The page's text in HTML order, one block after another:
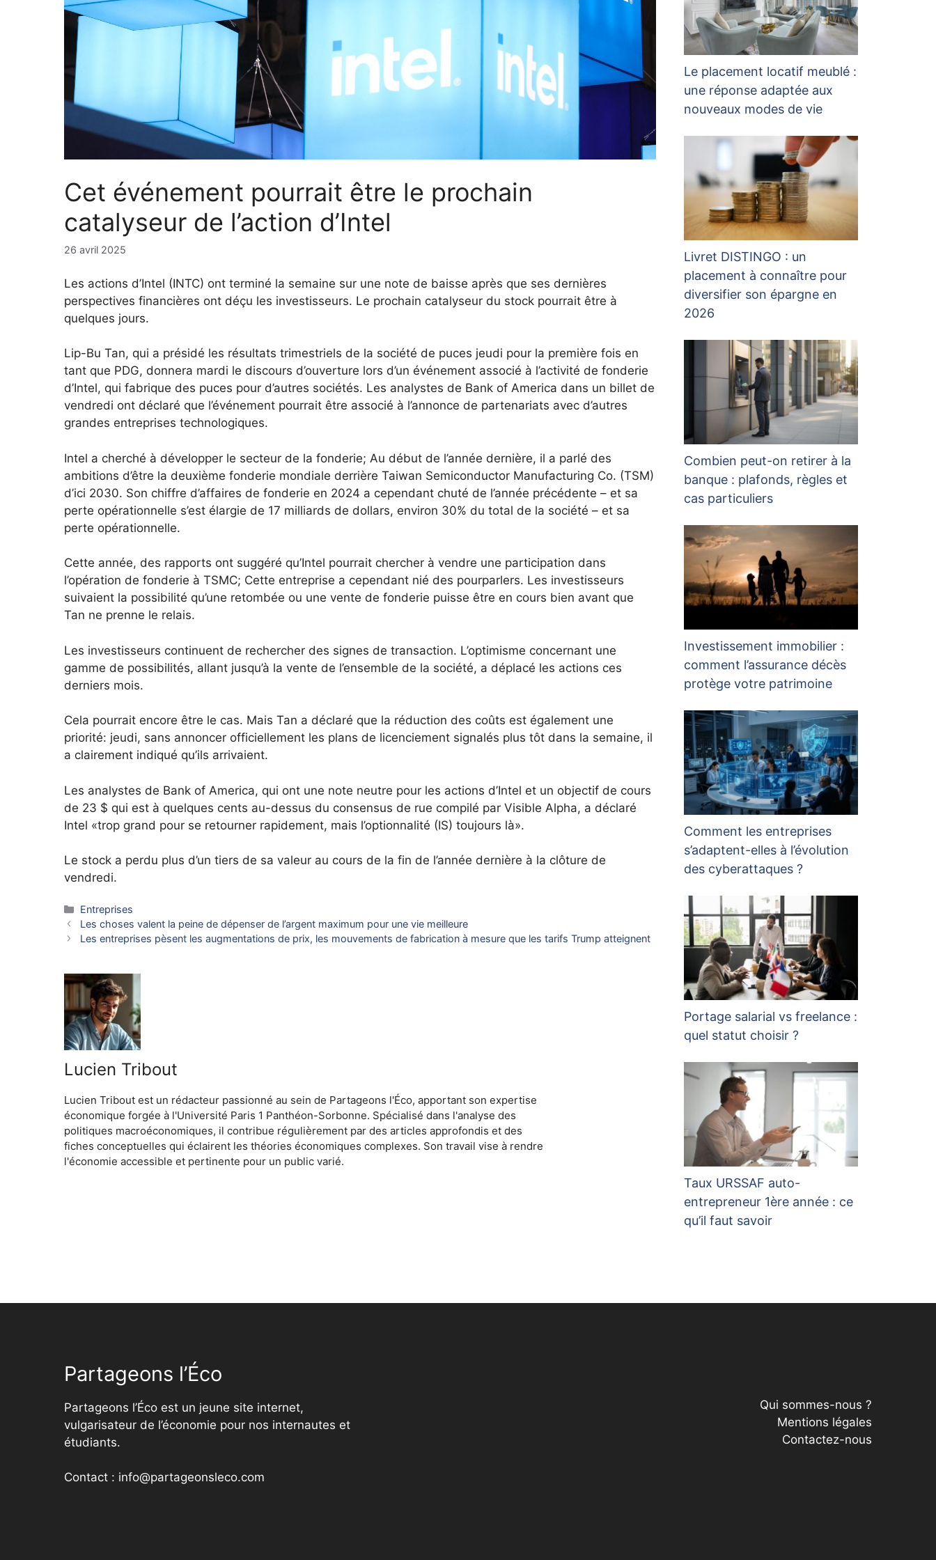
Cet événement pourrait être le prochain
catalyseur de l’action d’Intel
26 avril 2025
Les actions d’Intel (INTC) ont terminé la semaine sur une note de baisse après que ses dernières
perspectives financières ont déçu les investisseurs. Le prochain catalyseur du stock pourrait être à
quelques jours.
Lip-Bu Tan, qui a présidé les résultats trimestriels de la société de puces jeudi pour la première fois en
tant que PDG, donnera mardi le discours d’ouverture lors d’un événement associé à l’activité de fonderie
d’Intel, qui fabrique des puces pour d’autres sociétés. Les analystes de Bank of America dans un billet de
vendredi ont déclaré que l’événement pourrait être associé à l’annonce de partenariats avec d’autres
grandes entreprises technologiques.
Intel a cherché à développer le secteur de la fonderie; Au début de l’année dernière, il a parlé des
ambitions d’être la deuxième fonderie mondiale derrière Taiwan Semiconductor Manufacturing Co. (TSM)
d’ici 2030. Son chiffre d’affaires de fonderie en 2024 a cependant chuté de l’année précédente – et sa
perte opérationnelle s’est élargie de 17 milliards de dollars, environ 30% du total de la société – et sa
perte opérationnelle.
Cette année, des rapports ont suggéré qu’Intel pourrait chercher à vendre une participation dans
l’opération de fonderie à TSMC; Cette entreprise a cependant nié des pourparlers. Les investisseurs
suivaient la possibilité qu’une retombée ou une vente de fonderie puisse être en cours bien avant que
Tan ne prenne le relais.
Les investisseurs continuent de rechercher des signes de transaction. L’optimisme concernant une
gamme de possibilités, allant jusqu’à la vente de l’ensemble de la société, a déplacé les actions ces
derniers mois.
Cela pourrait encore être le cas. Mais Tan a déclaré que la réduction des coûts est également une
priorité: jeudi, sans annoncer officiellement les plans de licenciement signalés plus tôt dans la semaine, il
a clairement indiqué qu’ils arrivaient.
Les analystes de Bank of America, qui ont une note neutre pour les actions d’Intel et un objectif de cours
de 23 $ qui est à quelques cents au-dessus du consensus de rue compilé par Visible Alpha, a déclaré
Intel «trop grand pour se retourner rapidement, mais l’optionnalité (IS) toujours là».
Le stock a perdu plus d’un tiers de sa valeur au cours de la fin de l’année dernière à la clôture de
vendredi.
Catégories
Entreprises
Les choses valent la peine de dépenser de l’argent maximum pour une vie meilleure
Les entreprises pèsent les augmentations de prix, les mouvements de fabrication à mesure que les tarifs Trump atteignent
Lucien Tribout
Lucien Tribout est un rédacteur passionné au sein de Partageons l'Éco, apportant son expertise
économique forgée à l'Université Paris 1 Panthéon-Sorbonne. Spécialisé dans l'analyse des
politiques macroéconomiques, il contribue régulièrement par des articles approfondis et des
fiches conceptuelles qui éclairent les théories économiques complexes. Son travail vise à rendre
l'économie accessible et pertinente pour un public varié.
Le placement locatif meublé :
une réponse adaptée aux
nouveaux modes de vie
Livret DISTINGO : un
placement à connaître pour
diversifier son épargne en
2026
Combien peut-on retirer à la
banque : plafonds, règles et
cas particuliers
Investissement immobilier :
comment l’assurance décès
protège votre patrimoine
Comment les entreprises
s’adaptent-elles à l’évolution
des cyberattaques ?
Portage salarial vs freelance :
quel statut choisir ?
Taux URSSAF auto-
entrepreneur 1ère année : ce
qu’il faut savoir
Partageons l’Éco
Partageons l’Éco est un jeune site internet,
vulgarisateur de l’économie pour nos internautes et
étudiants.
Contact : info@partageonsleco.com
Qui sommes-nous ?
Mentions légales
Contactez-nous